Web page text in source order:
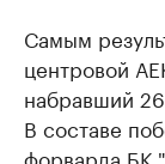
Самым
центровой
набравший
В составе
форварда БК